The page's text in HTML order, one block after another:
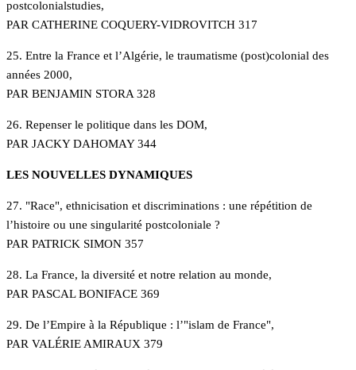
postcolonialstudies,
PAR CATHERINE COQUERY-VIDROVITCH 317
25. Entre la France et l’Algérie, le traumatisme (post)colonial des
années 2000,
PAR BENJAMIN STORA 328
26. Repenser le politique dans les DOM,
PAR JACKY DAHOMAY 344
LES NOUVELLES DYNAMIQUES
27. "Race", ethnicisation et discriminations : une répétition de
l’histoire ou une singularité postcoloniale ?
PAR PATRICK SIMON 357
28. La France, la diversité et notre relation au monde,
PAR PASCAL BONIFACE 369
29. De l’Empire à la République : l’"islam de France",
PAR VALÉRIE AMIRAUX 379